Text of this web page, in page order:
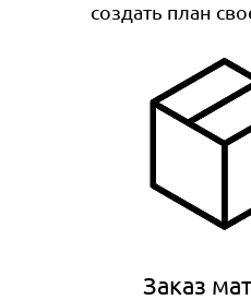
создать план
Заказ